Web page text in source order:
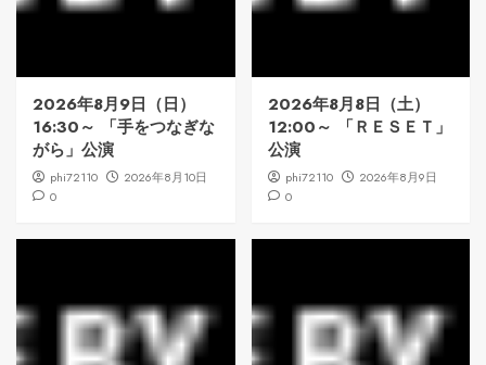
2026年8月9日（日）
16:30～ 「手をつなぎな
がら」公演
phi72110
2026年8月10日
0
2026年8月8日（土）
12:00～ 「ＲＥＳＥＴ」
公演
phi72110
2026年8月9日
0